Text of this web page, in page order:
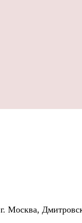
г. Москва,